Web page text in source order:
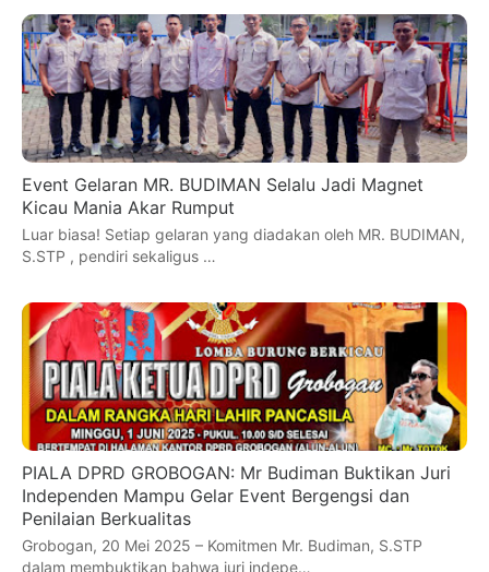
Event Gelaran MR. BUDIMAN Selalu Jadi Magnet
Kicau Mania Akar Rumput
Luar biasa! Setiap gelaran yang diadakan oleh MR. BUDIMAN,
S.STP , pendiri sekaligus …
PIALA DPRD GROBOGAN: Mr Budiman Buktikan Juri
Independen Mampu Gelar Event Bergengsi dan
Penilaian Berkualitas
Grobogan, 20 Mei 2025 – Komitmen Mr. Budiman, S.STP
dalam membuktikan bahwa juri indepe…